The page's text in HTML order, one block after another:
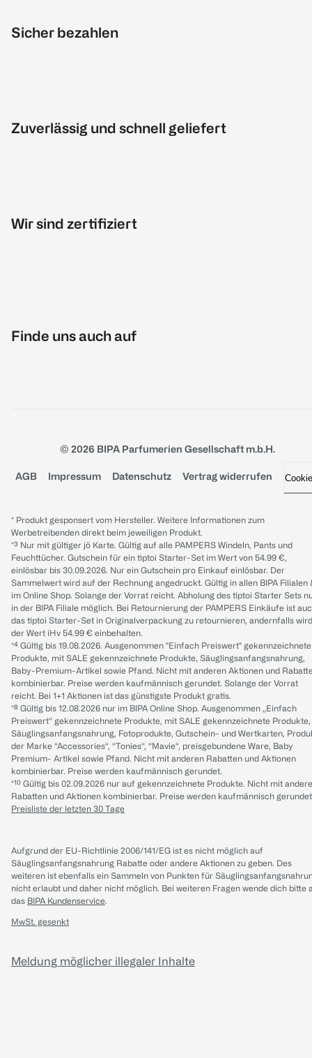
Sicher bezahlen
Zuverlässig und schnell geliefert
Wir sind zertifiziert
Finde uns auch auf
© 2026 BIPA Parfumerien Gesellschaft m.b.H.
AGB Impressum Datenschutz Vertrag widerrufen
* Produkt gesponsert vom Hersteller. Weitere Informationen zum
Werbetreibenden direkt beim jeweiligen Produkt.
*³ Nur mit gültiger jö Karte. Gültig auf alle PAMPERS Windeln, Pants und
Feuchttücher. Gutschein für ein tiptoi Starter-Set im Wert von 54.99 €,
einlösbar bis 30.09.2026. Nur ein Gutschein pro Einkauf einlösbar. Der
Sammelwert wird auf der Rechnung angedruckt. Gültig in allen BIPA Filialen
im Online Shop. Solange der Vorrat reicht. Abholung des tiptoi Starter Sets
in der BIPA Filiale möglich. Bei Retournierung der PAMPERS Einkäufe ist
das tiptoi Starter-Set in Originalverpackung zu retournieren, andernfalls wird
der Wert iHv 54.99 € einbehalten.
*⁴ Gültig bis 19.08.2026. Ausgenommen "Einfach Preiswert" gekennzeichnete
Produkte, mit SALE gekennzeichnete Produkte, Säuglingsanfangsnahrung,
Baby-Premium-Artikel sowie Pfand. Nicht mit anderen Aktionen und
kombinierbar. Preise werden kaufmännisch gerundet. Solange der Vorrat
reicht. Bei 1+1 Aktionen ist das günstigste Produkt gratis.
*⁸ Gültig bis 12.08.2026 nur im BIPA Online Shop. Ausgenommen „Einfach
Preiswert“ gekennzeichnete Produkte, mit SALE gekennzeichnete Produkte,
Säuglingsanfangsnahrung, Fotoprodukte, Gutschein- und Wertkarten,
der Marke “Accessories“, “Tonies“, “Mavie“, preisgebundene Ware, Baby
Premium- Artikel sowie Pfand. Nicht mit anderen Rabatten und Aktionen
kombinierbar. Preise werden kaufmännisch gerundet.
*¹⁰ Gültig bis 02.09.2026 nur auf gekennzeichnete Produkte. Nicht mit
Rabatten und Aktionen kombinierbar. Preise werden kaufmännisch
Preisliste der letzten 30 Tage
Aufgrund der EU-Richtlinie 2006/141/EG ist es nicht möglich auf
Säuglingsanfangsnahrung Rabatte oder andere Aktionen zu geben. Des
weiteren ist ebenfalls ein Sammeln von Punkten für
nicht erlaubt und daher nicht möglich. Bei weiteren Fragen wende dich bitte
das BIPA Kundenservice.
MwSt. gesenkt
Meldung möglicher illegaler Inhalte